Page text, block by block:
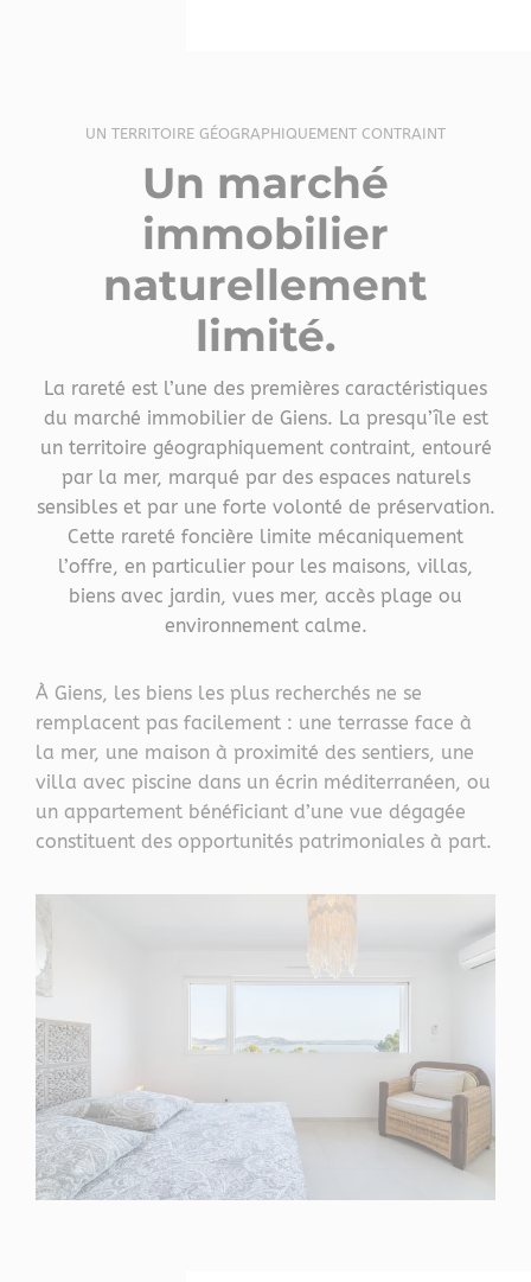
UN TERRITOIRE GÉOGRAPHIQUEMENT CONTRAINT
Un marché
immobilier
naturellement
limité.
La rareté est l’une des premières caractéristiques
du marché immobilier de Giens. La presqu’île est
un territoire géographiquement contraint, entouré
par la mer, marqué par des espaces naturels
sensibles et par une forte volonté de préservation.
Cette rareté foncière limite mécaniquement
l’offre, en particulier pour les maisons, villas,
biens avec jardin, vues mer, accès plage ou
environnement calme.
À Giens, les biens les plus recherchés ne se
remplacent pas facilement : une terrasse face à
la mer, une maison à proximité des sentiers, une
villa avec piscine dans un écrin méditerranéen, ou
un appartement bénéficiant d’une vue dégagée
constituent des opportunités patrimoniales à part.